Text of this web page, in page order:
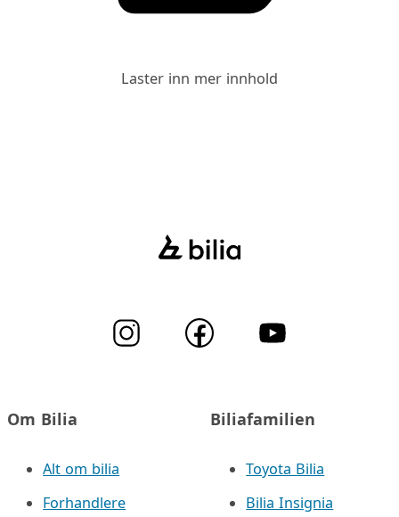
Laster inn mer innhold
Om Bilia
Alt om bilia
Forhandlere
Biliafamilien
Toyota Bilia
Bilia Insignia